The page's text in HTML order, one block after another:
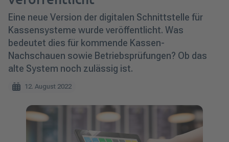
Eine neue Version der digitalen Schnittstelle für
Kassensysteme wurde veröffentlicht. Was
bedeutet dies für kommende Kassen-
Nachschauen sowie Betriebsprüfungen? Ob das
alte System noch zulässig ist.
12. August 2022